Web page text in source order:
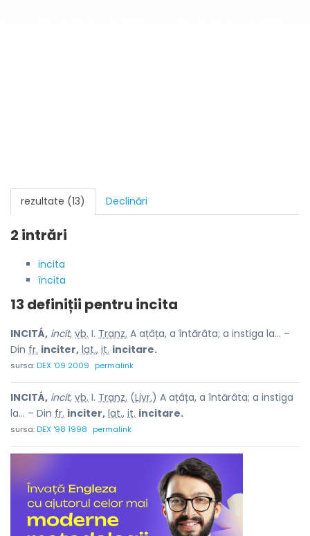
rezultate (13) Declinări
2 intrări
incita
încita
13 definiții pentru incita
INCITÁ, incít, vb. I. Tranz. A ațâța, a întărâta; a instiga la... –
Din fr. inciter, lat., it. incitare.
sursa:DEX '09 2009 permalink
INCITÁ, incít, vb. I. Tranz. (Livr.) A ațâța, a întărâta; a instiga
la... – Din fr. inciter, lat., it. incitare.
sursa:DEX '98 1998 permalink